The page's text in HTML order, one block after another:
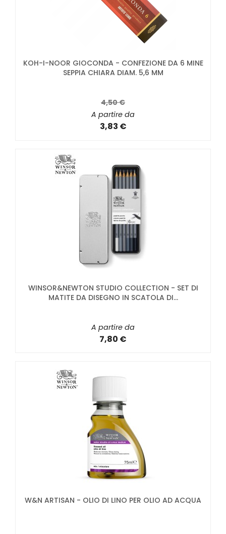
KOH-I-NOOR GIOCONDA - CONFEZIONE DA 6 MINE
SEPPIA CHIARA DIAM. 5,6 MM
4,50 €
A partire da
3,83 €
WINSOR&NEWTON STUDIO COLLECTION - SET DI
MATITE DA DISEGNO IN SCATOLA DI...
A partire da
7,80 €
W&N ARTISAN - OLIO DI LINO PER OLIO AD ACQUA